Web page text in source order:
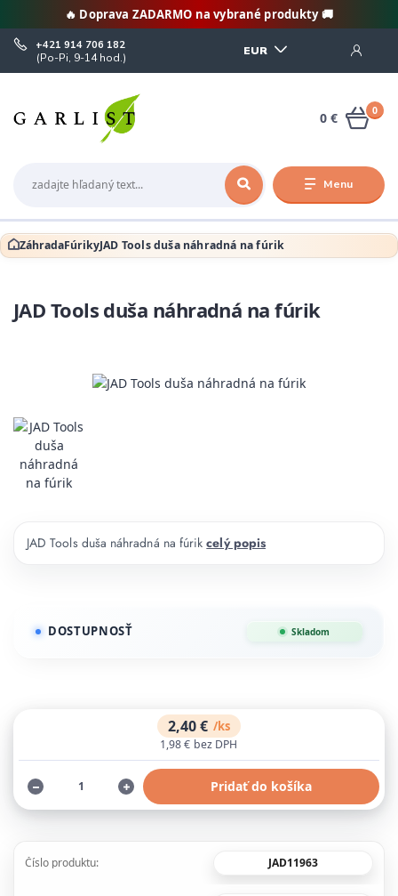
🔥 Doprava ZADARMO na vybrané produkty 🚚
Menu
EUR
+421 914 706 182
(Po-Pi, 9-14 hod.)
0
0 €
ZáhradaFúrikyJAD Tools duša náhradná na fúrik
JAD Tools duša náhradná na fúrik
JAD Tools duša náhradná na fúrikcelý popis
DOSTUPNOSŤ Skladom
2,40 € /ks
1,98 € bez DPH
Pridať do košíka
Číslo produktu: JAD11963